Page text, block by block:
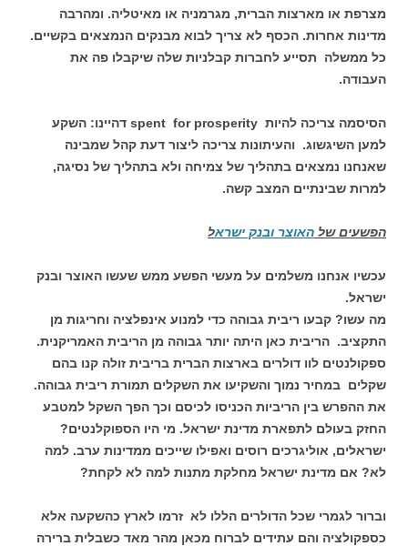
מצרפת או מארצות הברית, מגרמניה או מאיטליה. ומהרבה
מדינות אחרות. הכסף לא צריך לבוא מבנקים הנמצאים בקשיים.
כל ממשלה תסייע לחברות קבלניות שלה שיקבלו פה את
העבודה.
הסיסמה צריכה להיות spent for prosperity דהיינו: השקע
למען השיגשוג. והעיתונות צריכה ליצור דעת קהל שמבינה
שאנחנו נמצאים בתהליך של צמיחה ולא בתהליך של נסיגה,
למרות שבינתיים המצב קשה.
הפשעים של האוצר ובנק ישראל
עכשיו אנחנו משלמים על מעשי הפשע ממש שעשו האוצר ובנק
ישראל.
מה עשו? קבעו ריבית גבוהה כדי למנוע אינפלציה וחריגות מן
התקציב. הריבית כאן היתה יותר גבוהה מן הריבית האמריקנית.
ספקולנטים לוו דולרים בארצות הברית בריבית זולה קנו בהם
שקלים במחיר נמוך והשקיעו את השקלים תמורת ריבית גבוהה.
את ההפרש בין הריביות הכניסו לכיסם וכך הפך השקל למטבע
החזק בעולם לתפארת מדינת ישראל. מי היו הספוקלנטים?
ישראלים, אוליגרכים רוסים ואפילו שייכים ממדינות ערב. למה
לא? אם מדינת ישראל מחלקת מתנות למה לא לקחת?
וברור לגמרי שכל הדולרים הללו לא זרמו לארץ כהשקעה אלא
כספקולציה והם עתידים לברוח מכאן מהר מאד כשבלית ברירה